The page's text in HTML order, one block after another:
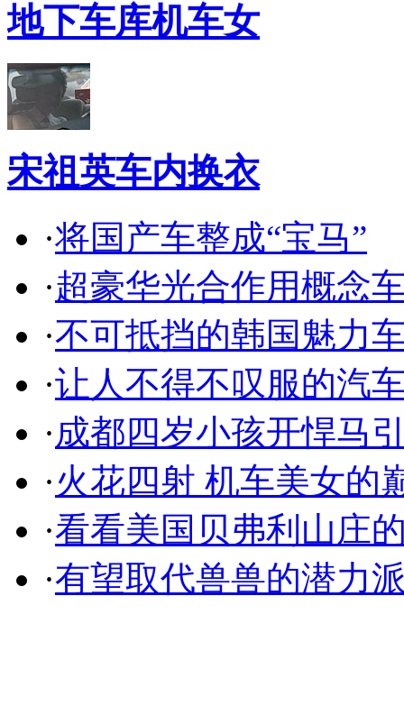
地下车库机车女
宋祖英车内换衣
·将国产车整成“宝马”
·超豪华光合作用概念
·不可抵挡的韩国魅力
·让人不得不叹服的汽
·成都四岁小孩开悍马
·火花四射 机车美女的
·看看美国贝弗利山庄
·有望取代兽兽的潜力